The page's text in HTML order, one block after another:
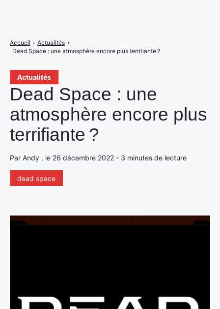
Actualités
Dead Space : une
atmosphère encore plus
terrifiante ?
Par Andy , le 26 décembre 2022 - 3 minutes de lecture
dead space
Accueil › Actualités ›
Dead Space : une atmosphère encore plus terrifiante ?